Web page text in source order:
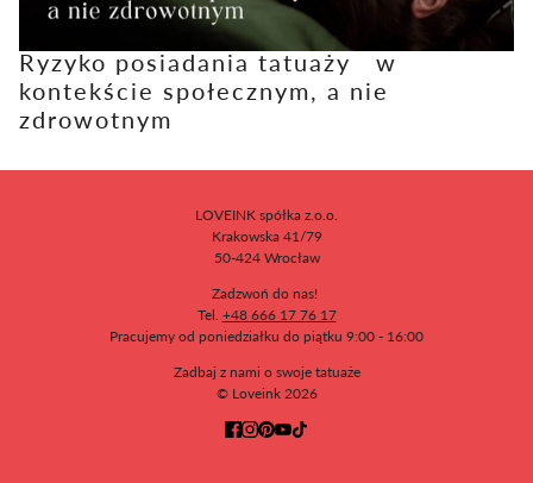
Ryzyko posiadania tatuaży w
kontekście społecznym, a nie
zdrowotnym
LOVEINK spółka z.o.o.
Krakowska 41/79
50-424 Wrocław
Zadzwoń do nas!
Tel. +48 666 17 76 17
Pracujemy od poniedziałku do piątku 9:00 - 16:00
Zadbaj z nami o swoje tatuaże
© Loveink 2026